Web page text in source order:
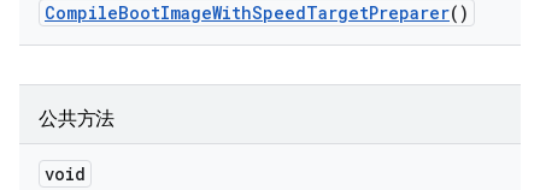
CompileBootImageWithSpeedTargetPreparer()
公共方法
void